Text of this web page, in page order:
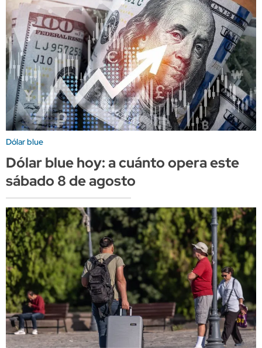
Dólar blue
Dólar blue hoy: a cuánto opera este
sábado 8 de agosto